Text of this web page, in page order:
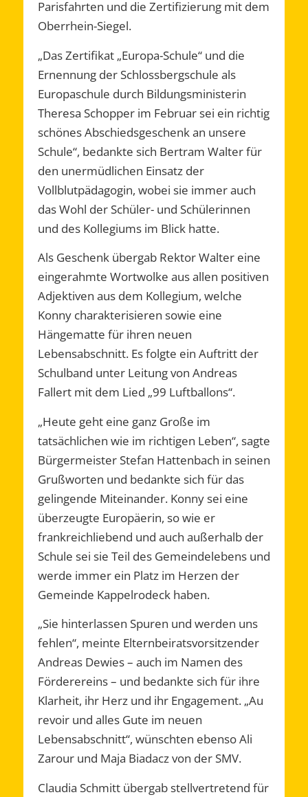
Parisfahrten und die Zertifizierung mit dem
Oberrhein-Siegel.
„Das Zertifikat „Europa-Schule“ und die
Ernennung der Schlossbergschule als
Europaschule durch Bildungsministerin
Theresa Schopper im Februar sei ein richtig
schönes Abschiedsgeschenk an unsere
Schule“, bedankte sich Bertram Walter für
den unermüdlichen Einsatz der
Vollblutpädagogin, wobei sie immer auch
das Wohl der Schüler- und Schülerinnen
und des Kollegiums im Blick hatte.
Als Geschenk übergab Rektor Walter eine
eingerahmte Wortwolke aus allen positiven
Adjektiven aus dem Kollegium, welche
Konny charakterisieren sowie eine
Hängematte für ihren neuen
Lebensabschnitt. Es folgte ein Auftritt der
Schulband unter Leitung von Andreas
Fallert mit dem Lied „99 Luftballons“.
„Heute geht eine ganz Große im
tatsächlichen wie im richtigen Leben“, sagte
Bürgermeister Stefan Hattenbach in seinen
Grußworten und bedankte sich für das
gelingende Miteinander. Konny sei eine
überzeugte Europäerin, so wie er
frankreichliebend und auch außerhalb der
Schule sei sie Teil des Gemeindelebens und
werde immer ein Platz im Herzen der
Gemeinde Kappelrodeck haben.
„Sie hinterlassen Spuren und werden uns
fehlen“, meinte Elternbeiratsvorsitzender
Andreas Dewies – auch im Namen des
Förderereins – und bedankte sich für ihre
Klarheit, ihr Herz und ihr Engagement. „Au
revoir und alles Gute im neuen
Lebensabschnitt“, wünschten ebenso Ali
Zarour und Maja Biadacz von der SMV.
Claudia Schmitt übergab stellvertretend für